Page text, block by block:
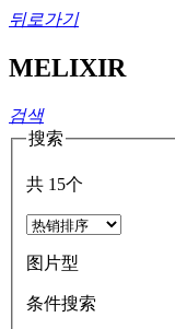
뒤로가기
MELIXIR
검색
搜索
共 15个
图片型
条件搜索